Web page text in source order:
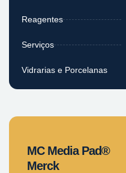
Reagentes
Serviços
Vidrarias e Porcelanas
MC Media Pad®
Merck